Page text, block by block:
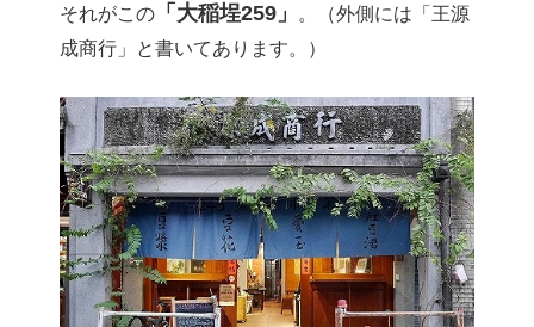
それがこの 「大稲埕259」
。（外側には「王源
成商行」と書いてあります。）